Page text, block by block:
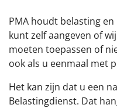
PMA houdt belasting
kunt zelf aangeven of
moeten toepassen of
ook als u eenmaal met
Het kan zijn dat u een
Belastingdienst. Dat